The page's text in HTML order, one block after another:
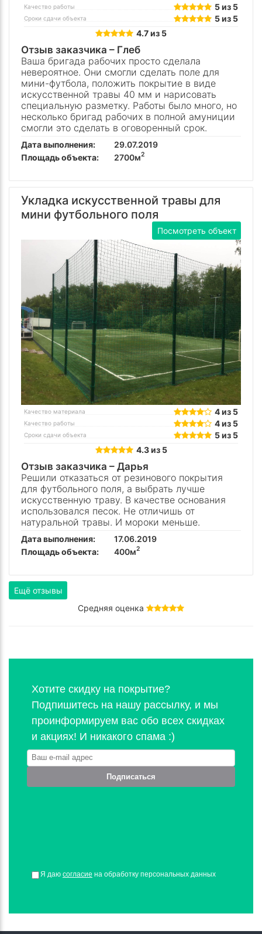
Качество работы 5 из 5
Сроки сдачи объекта
5 из 5
4.7 из 5
Отзыв заказчика – Глеб
Ваша бригада рабочих просто сделала
невероятное. Они смогли сделать поле для
мини-футбола, положить покрытие в виде
искусственной травы 40 мм и нарисовать
специальную разметку. Работы было много, но
несколько бригад рабочих в полной амуниции
смогли это сделать в оговоренный срок.
Дата выполнения:
29.07.2019
Площадь объекта:
2700м2
Укладка искусственной травы для
мини футбольного поля
Посмотреть объект
Качество материала 4 из 5
Качество работы 4 из 5
Сроки сдачи объекта
5 из 5
4.3 из 5
Отзыв заказчика – Дарья
Решили отказаться от резинового покрытия
для футбольного поля, а выбрать лучше
искусственную траву. В качестве основания
использовался песок. Не отличишь от
натуральной травы. И мороки меньше.
Дата выполнения:
17.06.2019
Площадь объекта:
400м2
Ещё отзывы
Средняя оценка
Хотите скидку на покрытие?
Подпишитесь на нашу рассылку, и мы
проинформируем вас обо всех скидках
и акциях! И никакого спама :)
Подписаться
Я даю согласие на обработку персональных данных